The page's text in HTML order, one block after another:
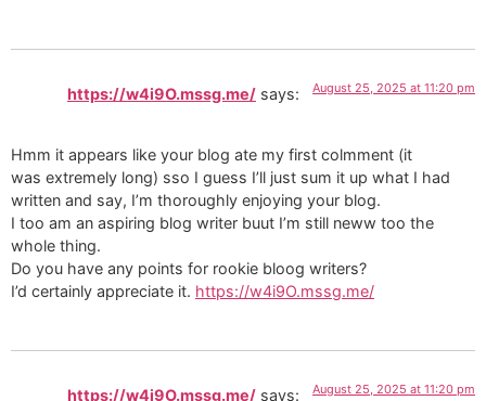
https://w4i9O.mssg.me/ says: August 25, 2025 at 11:20 pm
Hmm it appears like your blog ate my first colmment (it
was extremely long) sso I guess I’ll just sum it up what I had
written and say, I’m thoroughly enjoying your blog.
I too am an aspiring blog writer buut I’m still neww too the
whole thing.
Do you have any points for rookie bloog writers?
I’d certainly appreciate it. https://w4i9O.mssg.me/
https://w4i9O.mssg.me/ says: August 25, 2025 at 11:20 pm